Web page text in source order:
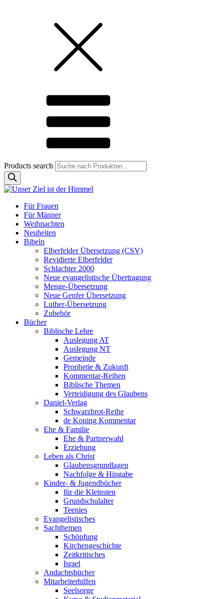
Products search
Für Frauen
Für Männer
Weihnachten
Neuheiten
Bibeln
Elberfelder Übersetzung (CSV)
Revidierte Elberfelder
Schlachter 2000
Neue evangelistische Übertragung
Menge-Übersetzung
Neue Genfer Übersetzung
Luther-Übersetzung
Zubehör
Bücher
Biblische Lehre
Auslegung AT
Auslegung NT
Gemeinde
Prophetie & Zukunft
Kommentar-Reihen
Biblische Themen
Verteidigung des Glaubens
Daniel-Verlag
Schwarzbrot-Reihe
de Koning Kommentar
Ehe & Familie
Ehe & Partnerwahl
Erziehung
Leben als Christ
Glaubensgrundlagen
Nachfolge & Hingabe
Kinder- & Jugendbücher
für die Kleinsten
Grundschulalter
Teenies
Evangelistisches
Sachthemen
Schöpfung
Kirchengeschichte
Zeitkritisches
Israel
Andachtsbücher
Mitarbeiterhilfen
Seelsorge